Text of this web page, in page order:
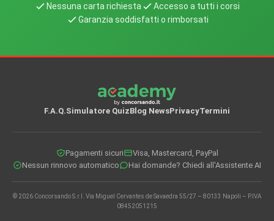
Nessuna carta richiesta
Accesso a tutti i corsi
Garanzia soddisfatti o rimborsati
F.A.Q.Simulatore QuizBlog NewsPrivacyTermini
Pagamenti sicuri
Visa, Mastercard, PayPal
Nessun rinnovo automatico
Hai domande? Chiedi all'Assistente AI
© 2026 Concorsando S.r.l. Via Miguel Cervantes de Savaedra 55/27 – 80133 Napoli – P.IVA
08452051215